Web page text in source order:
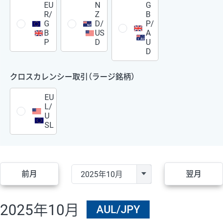
EU
R/
G
B
P
N
Z
D/
US
D
G
B
P/
A
U
D
クロスカレンシー取引（ラージ銘柄）
EU
L/
U
SL
前月 翌月
2025年10月 AUL/JPY